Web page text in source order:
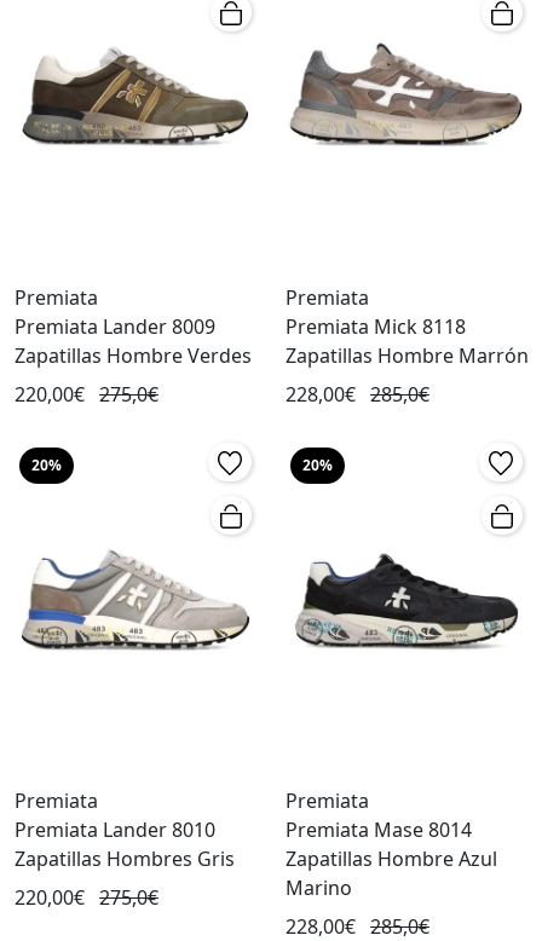
Premiata
Premiata Lander 8009
Zapatillas Hombre Verdes
220,00€ 275,0€
Premiata
Premiata Mick 8118
Zapatillas Hombre Marrón
228,00€ 285,0€
20%
Premiata
Premiata Lander 8010
Zapatillas Hombres Gris
220,00€ 275,0€
20%
Premiata
Premiata Mase 8014
Zapatillas Hombre Azul
Marino
228,00€ 285,0€